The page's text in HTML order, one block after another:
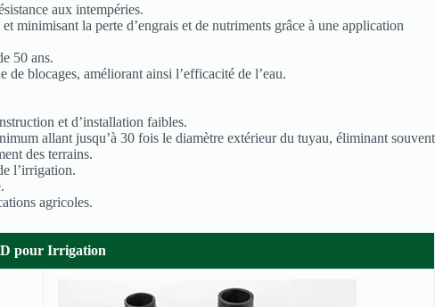
aux intempéries.
minimisant la perte d’engrais et de nutriments grâce à une application
50 ans.
de blocages, améliorant ainsi l’efficacité de l’eau.
et d’installation faibles.
allant jusqu’à 30 fois le diamètre extérieur du tuyau, éliminant souvent
des terrains.
l’irrigation.
agricoles.
pour Irrigation